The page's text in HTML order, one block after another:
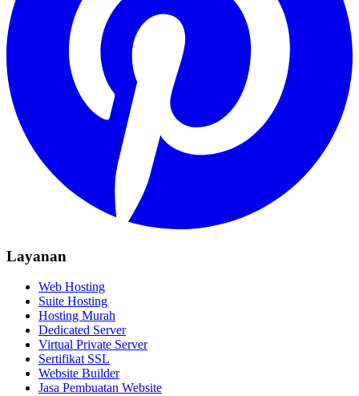
Layanan
Web Hosting
Suite Hosting
Hosting Murah
Dedicated Server
Virtual Private Server
Sertifikat SSL
Website Builder
Jasa Pembuatan Website